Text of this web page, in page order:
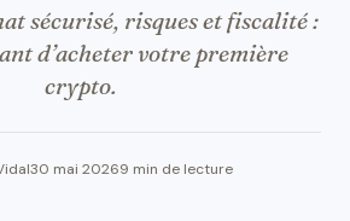
sécurisé, risques et fiscalité :
d’acheter votre première
crypto.
30 mai 20269 min de lecture